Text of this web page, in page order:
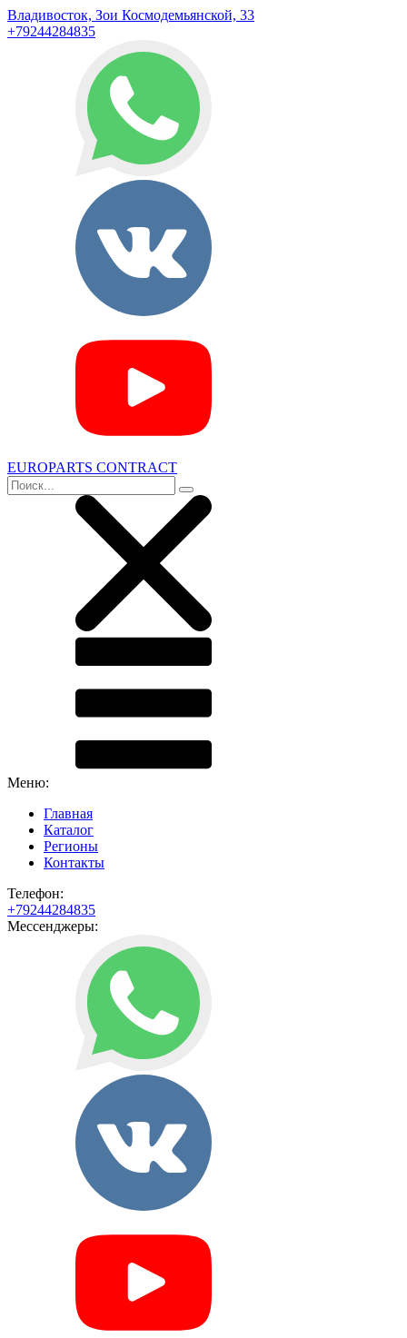
Владивосток, Зои Космодемьянской, 33
+79244284835
EUROPARTS CONTRACT
Меню:
Главная
Каталог
Регионы
Контакты
Телефон:
+79244284835
Мессенджеры: